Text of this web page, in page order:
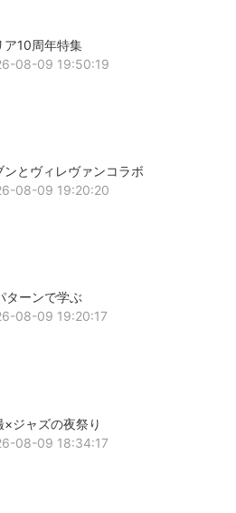
ア10周年特集
08-09 19:50:19
ンとヴィレヴァンコラボ
08-09 19:20:20
ターンで学ぶ
08-09 19:20:17
×ジャズの夜祭り
08-09 18:34:17